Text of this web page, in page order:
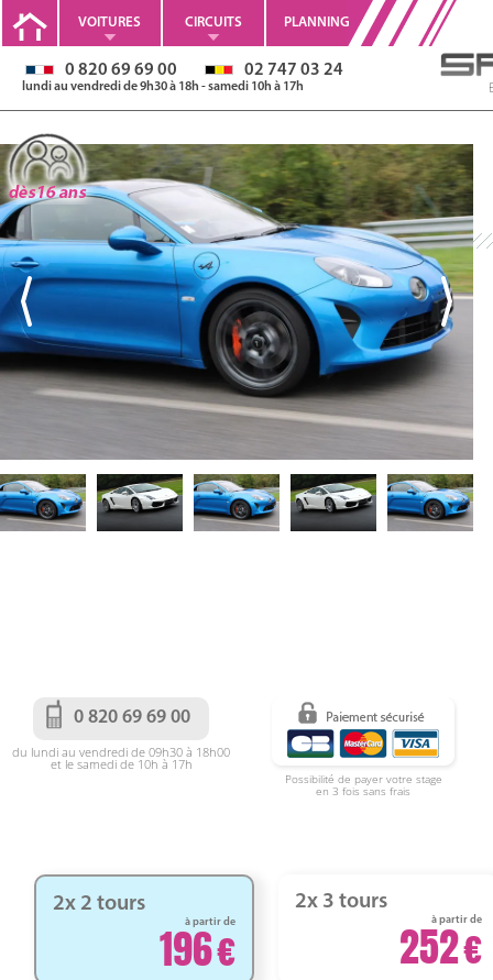
VOITURES CIRCUITS PLANNING
0 820 69 69 00 02 747 03 24
lundi au vendredi de 9h30 à 18h - samedi 10h à 17h
0 820 69 69 00
du lundi au vendredi de 09h30 à 18h00
et le samedi de 10h à 17h
Possibilité de payer votre stage
en 3 fois sans frais
2x 2 tours
à partir de
196
2x 3 tours
à partir de
252